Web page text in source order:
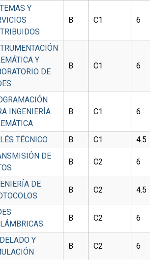
Y
B C1 6
Y
DE
B C1 6
INGENIERÍA
B C1 6
TÉCNICO B C1 4.5
DE
B C2 6
DE
B C2 4.5
B C2 6
Y
B C2 6